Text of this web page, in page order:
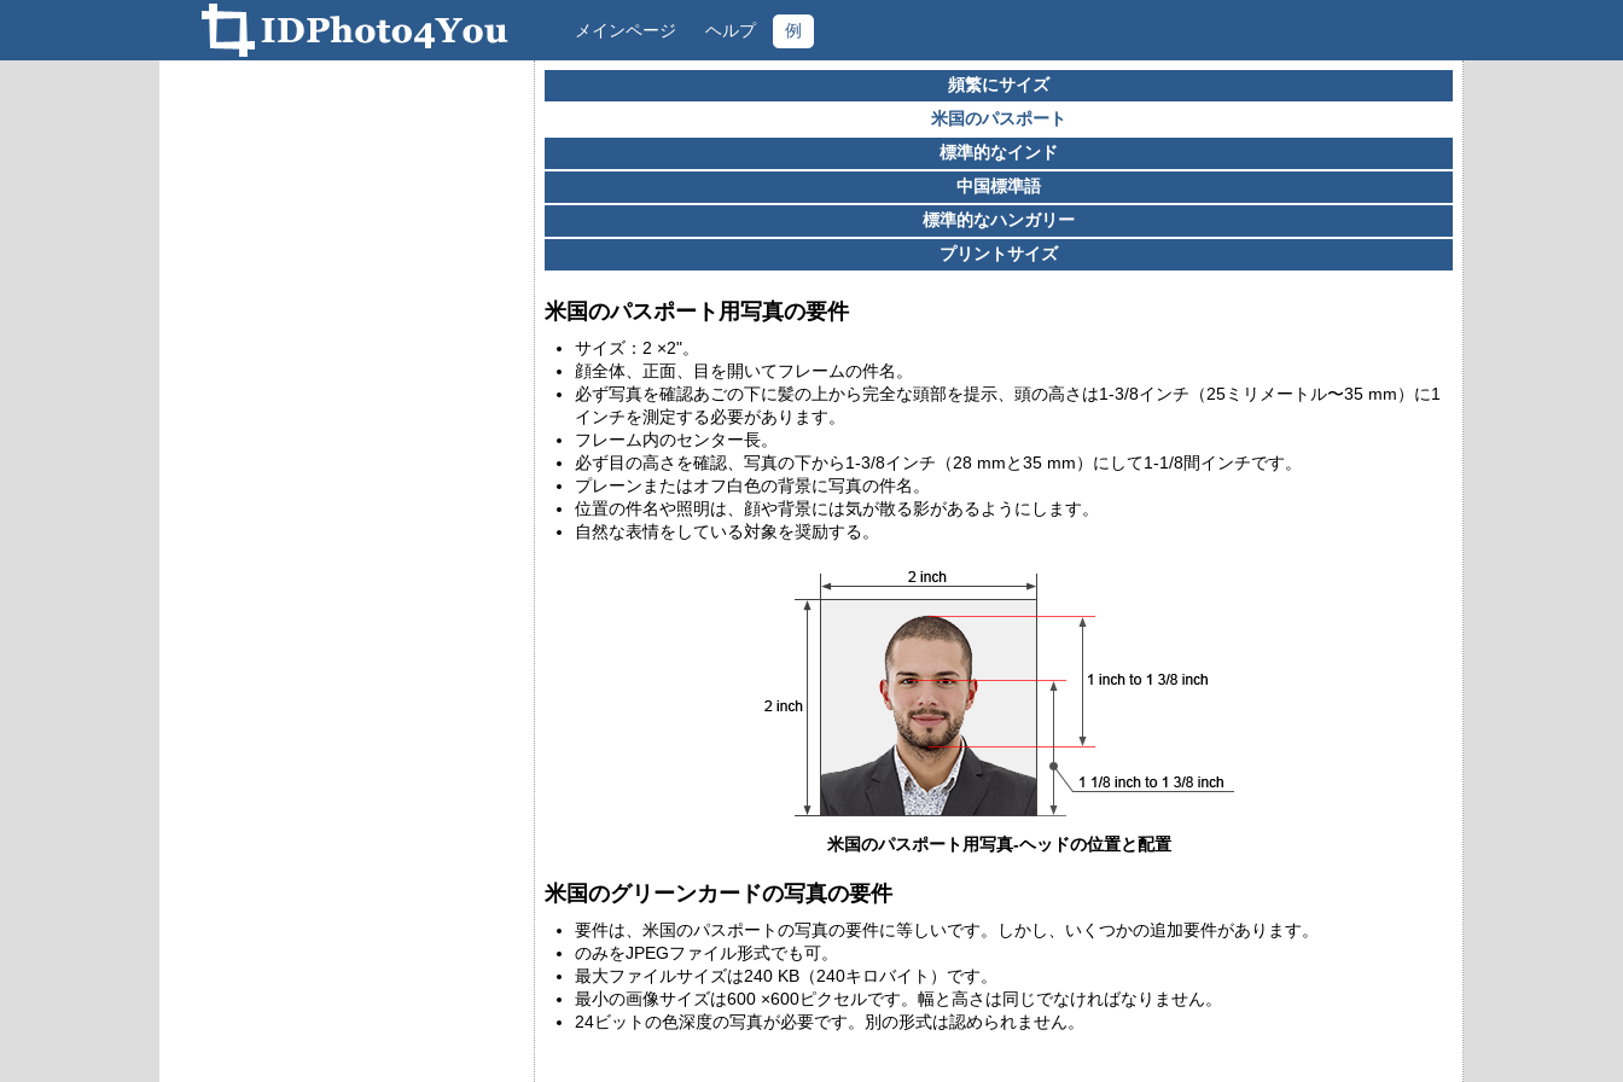
メインページ ヘルプ 例
頻繁にサイズ
米国のパスポート
標準的なインド
中国標準語
標準的なハンガリー
プリントサイズ
米国のパスポート用写真の要件
サイズ：2 ×2"。
顔全体、正面、目を開いてフレームの件名。
必ず写真を確認あごの下に髪の上から完全な頭部を提示、頭の高さは1-3/8インチ（25ミリメートル〜35 mm）に1
インチを測定する必要があります。
フレーム内のセンター長。
必ず目の高さを確認、写真の下から1-3/8インチ（28 mmと35 mm）にして1-1/8間インチです。
プレーンまたはオフ白色の背景に写真の件名。
位置の件名や照明は、顔や背景には気が散る影があるようにします。
自然な表情をしている対象を奨励する。
米国のパスポート用写真-ヘッドの位置と配置
米国のグリーンカードの写真の要件
要件は、米国のパスポートの写真の要件に等しいです。しかし、いくつかの追加要件があります。
のみをJPEGファイル形式でも可。
最大ファイルサイズは240 KB（240キロバイト）です。
最小の画像サイズは600 ×600ピクセルです。幅と高さは同じでなければなりません。
24ビットの色深度の写真が必要です。別の形式は認められません。